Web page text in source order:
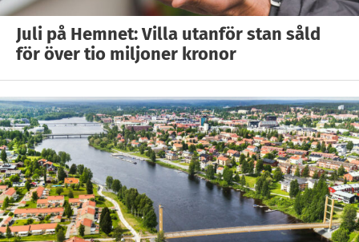
Juli på Hemnet: Villa utanför stan såld
för över tio miljoner kronor